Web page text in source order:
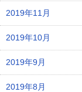
2019年11月
2019年10月
2019年9月
2019年8月